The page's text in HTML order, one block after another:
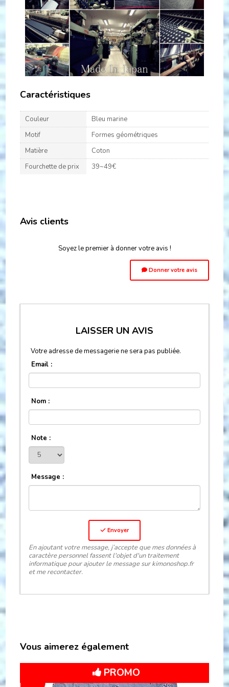
Caractéristiques
Couleur
Bleu marine
Motif
Formes géométriques
Matière
Coton
Fourchette de prix
39~49€
Avis clients
Soyez le premier à donner votre avis !
Donner votre avis
LAISSER UN AVIS
Votre adresse de messagerie ne sera pas publiée.
Email :
Nom :
Note :
Message :
Envoyer
En ajoutant votre message, j’accepte que mes données à
caractère personnel fassent l'objet d'un traitement
informatique pour ajouter le message sur kimonoshop.fr
et me recontacter.
Vous aimerez également
PROMO